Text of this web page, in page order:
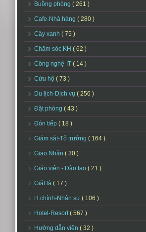
Buồng phòng ( 261 )
Cafe-Nhà hàng ( 280 )
Cây xanh ( 75 )
Chăm sóc KH ( 62 )
Công nghệ-IT ( 14 )
Cứu hộ ( 73 )
Du lịch-Dịch vụ ( 256 )
Đặt phòng ( 43 )
Đón tiếp ( 18 )
Giám sát-Tổ trưởng ( 164 )
Giao Nhận ( 30 )
Giáo viên - Đào tạo ( 21 )
Giặt là ( 17 )
H.chính-Nhân sự ( 106 )
Hotel-Resort( 567 )
Hướng dẫn viên ( 32 )